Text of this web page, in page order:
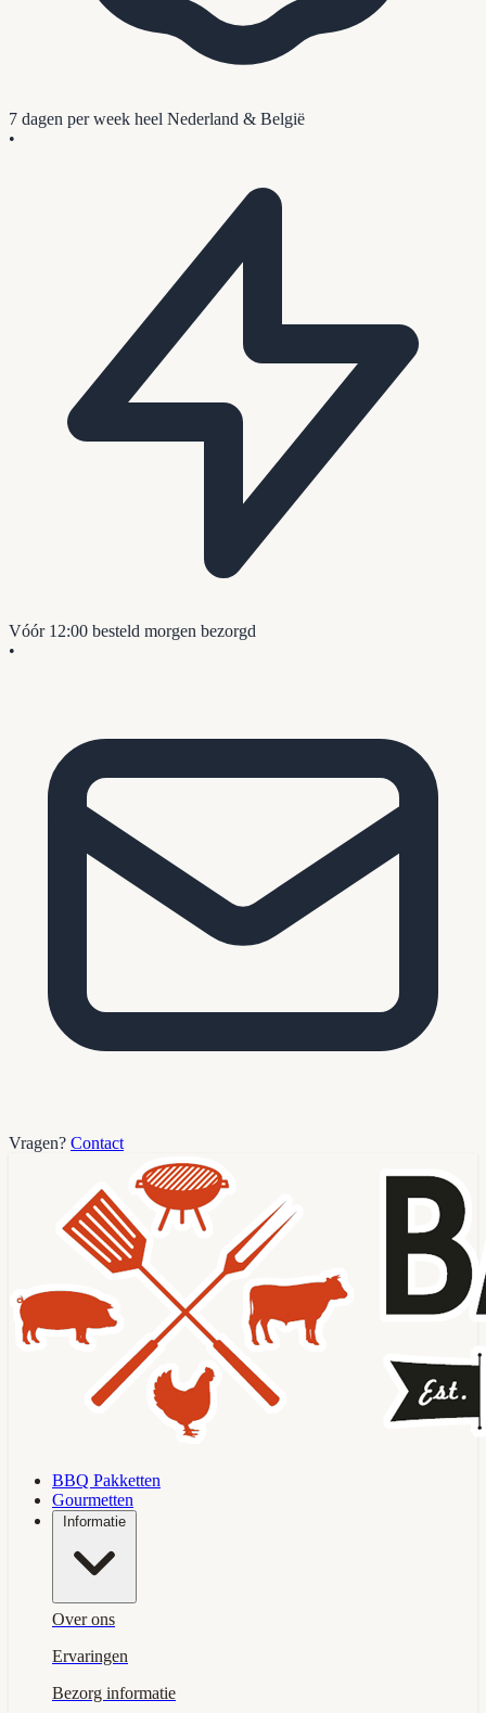
7 dagen per week heel Nederland & België
•
Vóór 12:00 besteld morgen bezorgd
•
Vragen? Contact
BBQ Pakketten
Gourmetten
Informatie
Over ons
Ervaringen
Bezorg informatie